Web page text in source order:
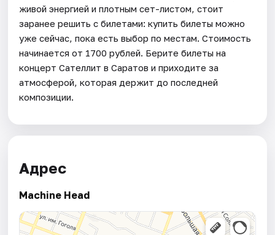
живой энергией и плотным сет-листом, стоит
заранее решить с билетами: купить билеты можно
уже сейчас, пока есть выбор по местам. Стоимость
начинается от 1700 рублей. Берите билеты на
концерт Сателлит в Саратов и приходите за
атмосферой, которая держит до последней
композиции.
Адрес
Machine Head